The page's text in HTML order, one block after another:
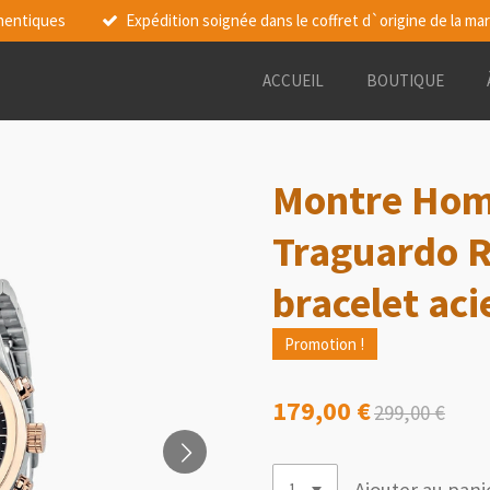
Expédition soignée dans le coffret d`origine de la
ACCUEIL BOUTIQUE
Montre
Traguardo
bracelet
Promotion !
179,00 €299,00 €